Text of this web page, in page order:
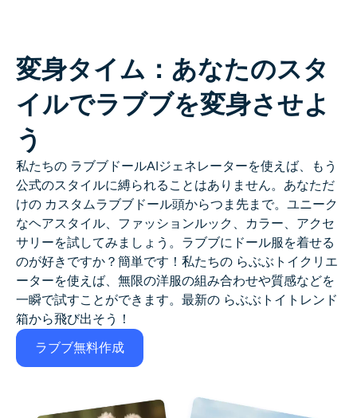
変身タイム：あなたのスタ
イルでラブブを変身させよ
う
私たちの ラブブドールAIジェネレーターを使えば、もう
公式のスタイルに縛られることはありません。あなただ
けの カスタムラブブドール頭からつま先まで。ユニーク
なヘアスタイル、ファッションルック、カラー、アクセ
サリーを試してみましょう。ラブブにドール服を着せる
のが好きですか？簡単です！私たちの らぶぶトイクリエ
ーターを使えば、無限の洋服の組み合わせや質感などを
一瞬で試すことができます。最新の らぶぶトイトレンド
箱から飛び出そう！
ラブブ無料作成